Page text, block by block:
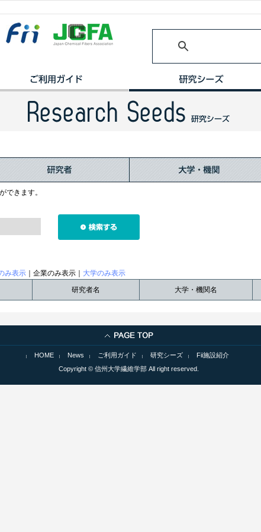
できます。
み表示 ｜企業のみ表示｜ 大学のみ表示
研究者名 大学・機関名
HOME News ご利用ガイド 研究シーズ
Fii施設紹介
Copyright © 信州大学繊維学部 All right reserved.